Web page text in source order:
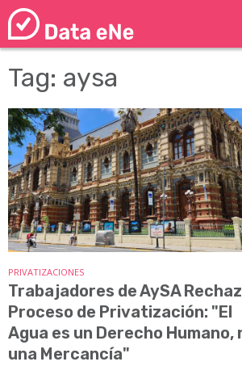
Tag: aysa
PRIVATIZACIONES
Trabajadores de AySA
Proceso de Privatización: "El
Agua es un Derecho Humano,
una Mercancía"